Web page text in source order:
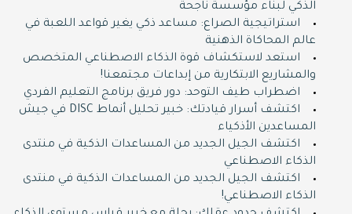
الذكي لبناء مؤسسة ناجحة
استراتيجية الصراع: مساعد ذكي يغير قواعد اللعبة في
عالم المحاكاة الذهنية
استعد لاستكشاف قوة الذكاء الاصطناعي المتخصص
والمشاريع الابتكارية من إبداعات مجتمعنا!
اضطراب طيف التوحد: دور فريق برنامج التعليم الفردي
اكتشف أسرار قيادتك: خبير تحليل أنماط DISC في جيش
المساعدين الأذكياء
اكتشف الجيل الجديد من المساعدات الذكية في منتدى
الذكاء الاصطناعي
اكتشف الجيل الجديد من المساعدات الذكية في منتدى
الذكاء الاصطناعي!